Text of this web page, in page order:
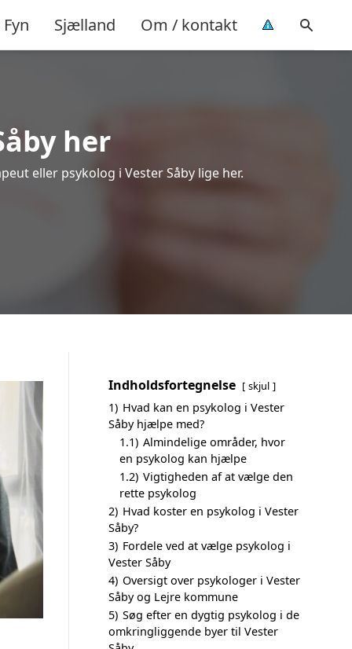
Fyn Sjælland Om / kontakt
her
eller psykolog i Vester Såby lige her.
Indholdsfortegnelse skjul
1) Hvad kan en psykolog i Vester
Såby hjælpe med?
1.1) Almindelige områder, hvor
en psykolog kan hjælpe
1.2) Vigtigheden af at vælge den
rette psykolog
2) Hvad koster en psykolog i Vester
Såby?
3) Fordele ved at vælge psykolog i
Vester Såby
4) Oversigt over psykologer i Vester
Såby og Lejre kommune
5) Søg efter en dygtig psykolog i de
omkringliggende byer til Vester